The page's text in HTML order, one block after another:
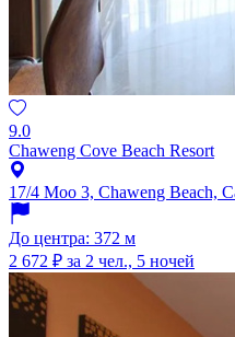
9.0
Chaweng Cove Beach Resort
17/4 Moo 3, Chaweng Beach,
До центра: 372 м
2 672 ₽ за 2 чел., 5 ночей